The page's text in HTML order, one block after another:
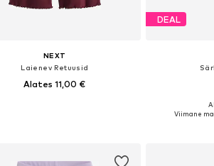
NEXT
Laienev Retuusid
Alates 11,00 €
DEAL
Viimane